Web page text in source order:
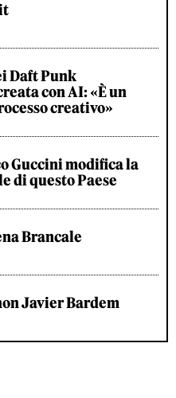
Daft Punk
con AI: «È un
creativo»
Guccini modifica la
di questo Paese
Brancale
Javier Bardem